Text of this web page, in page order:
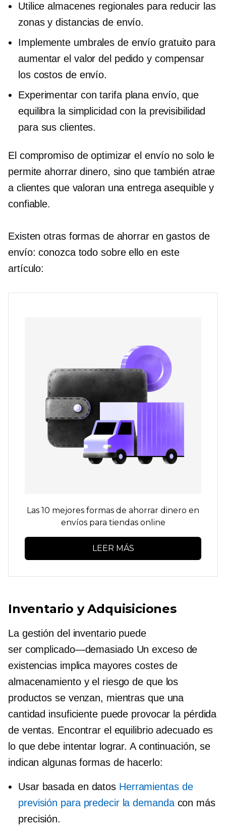
Utilice almacenes regionales para reducir las
zonas y distancias de envío.
Implemente umbrales de envío gratuito para
aumentar el valor del pedido y compensar
los costos de envío.
Experimentar contarifa planaenvío, que
equilibra la simplicidad con la previsibilidad
para sus clientes.
El compromiso de optimizar el envío no solo le
permite ahorrar dinero, sino que también atrae
a clientes que valoran una entrega asequible y
confiable.
Existen otras formas de ahorrar en gastos de
envío: conozca todo sobre ello en este
artículo:
Las 10 mejores formas de ahorrar dinero en
envíos para tiendas online
LEER MÁS
Inventario y Adquisiciones
La gestión del inventario puede
ser complicado—demasiadoUn exceso de
existencias implica mayores costes de
almacenamiento y el riesgo de que los
productos se venzan, mientras que una
cantidad insuficiente puede provocar la pérdida
de ventas. Encontrar el equilibrio adecuado es
lo que debe intentar lograr. A continuación, se
indican algunas formas de hacerlo:
Usar basada en datos Herramientas de
previsión para predecir la demandacon más
precisión.